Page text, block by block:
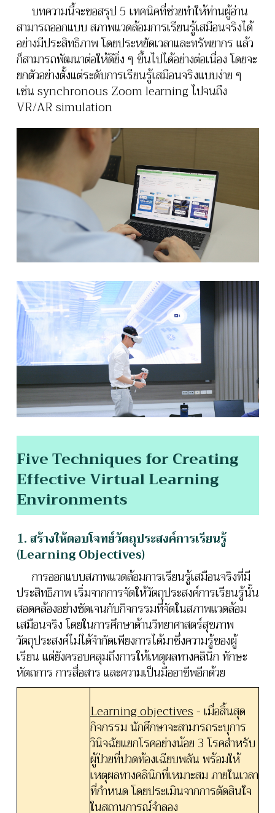
บทความนี้จะขอสรุป 5 เทคนิคที่ช่วยทำให้ท่านผู้อ่าน
สามารถออกแบบ สภาพแวดล้อมการเรียนรู้เสมือนจริงได้
อย่างมีประสิทธิภาพ โดยประหยัดเวลาและทรัพยากร แล้ว
ก็สามารถพัฒนาต่อให้ดียิ่ง ๆ ขึ้นไปได้อย่างต่อเนื่อง โดยจะ
ยกตัวอย่างตั้งแต่ระดับการเรียนรู้เสมือนจริงแบบง่าย ๆ
เช่น synchronous Zoom learning ไปจนถึง
VR/AR simulation
Five Techniques for Creating
Effective Virtual Learning
Environments
1. สร้างให้ตอบโจทย์วัตถุประสงค์การเรียนรู้
(Learning Objectives)
การออกแบบสภาพแวดล้อมการเรียนรู้เสมือนจริงที่มี
ประสิทธิภาพ เริ่มจากการจัดให้วัตถุประสงค์การเรียนรู้นั้น
สอดคล้องอย่างชัดเจนกับกิจกรรมที่จัดในสภาพแวดล้อม
เสมือนจริง โดยในการศึกษาด้านวิทยาศาสตร์สุขภาพ
วัตถุประสงค์ไม่ได้จำกัดเพียงการได้มาซึ่งความรู้ของผู้
เรียน แต่ยังครอบคลุมถึงการให้เหตุผลทางคลินิก ทักษะ
หัตถการ การสื่อสาร และความเป็นมืออาชีพอีกด้วย
Learning objectives- เมื่อสิ้นสุด
กิจกรรม นักศึกษาจะสามารถระบุการ
วินิจฉัยแยกโรคอย่างน้อย 3 โรคสำหรับ
ผู้ป่วยที่ปวดท้องเฉียบพลัน พร้อมให้
เหตุผลทางคลินิกที่เหมาะสม ภายในเวลา
ที่กำหนด โดยประเมินจากการตัดสินใจ
ในสถานการณ์จำลอง